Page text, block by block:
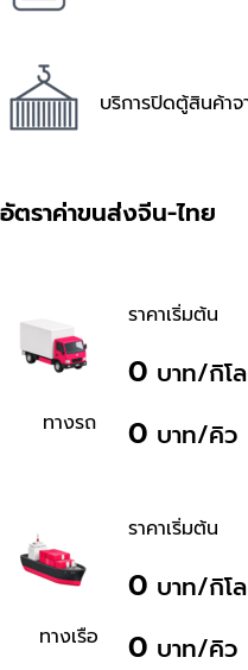
บริการปิดตู้สินค้าจ
อัตราค่าขนส่งจีน-ไทย
ทางรถ
ราคาเริ่มต้น
0 บาท/กิโล
0 บาท/คิว
ทางเรือ
ราคาเริ่มต้น
0 บาท/กิโล
0 บาท/คิว